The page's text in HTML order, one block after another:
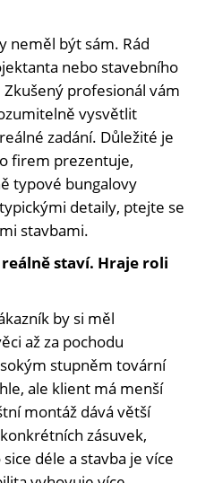
neměl být sám. Rád
nebo stavebního
profesionál vám
vysvětlit
zadání. Důležité je
firem prezentuje,
typové bungalovy
detaily, ptejte se
stavbami.
staví. Hraje roli
by si měl
až za pochodu
stupněm tovární
ale klient má menší
montáž dává větší
zásuvek,
déle a stavba je více